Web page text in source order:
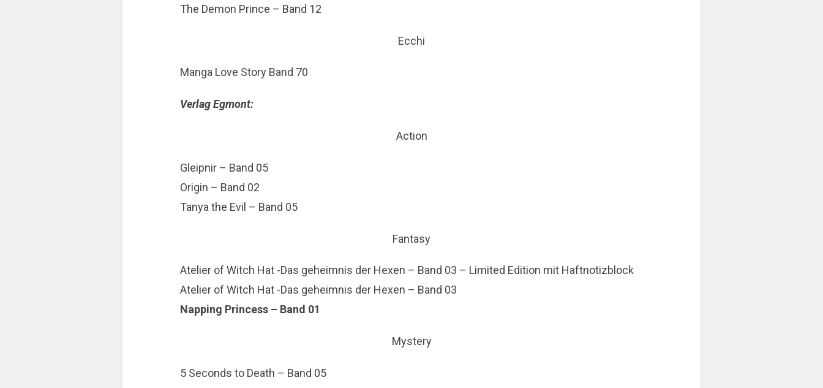
The Demon Prince – Band 12
Ecchi
Manga Love Story Band 70
Verlag Egmont:
Action
Gleipnir – Band 05
Origin – Band 02
Tanya the Evil – Band 05
Fantasy
Atelier of Witch Hat -Das geheimnis der Hexen – Band 03 – Limited Edition mit Haftnotizblock
Atelier of Witch Hat -Das geheimnis der Hexen – Band 03
Napping Princess – Band 01
Mystery
5 Seconds to Death – Band 05